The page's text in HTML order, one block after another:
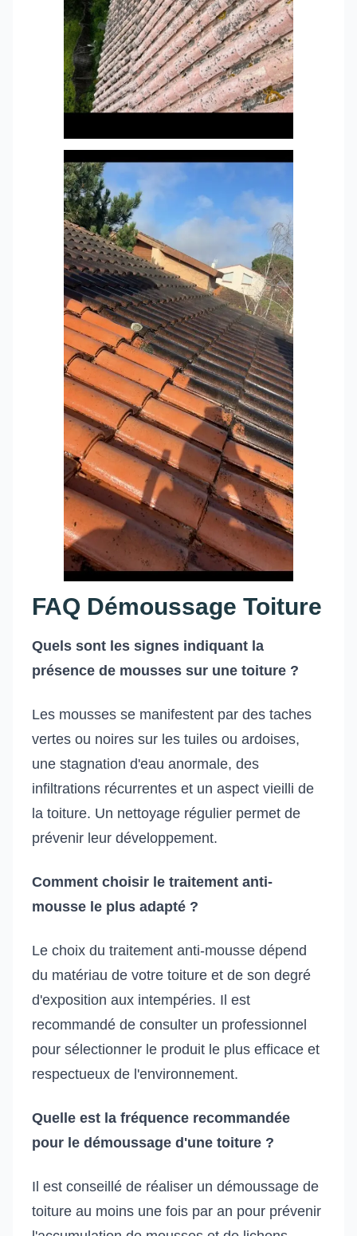
FAQ Démoussage Toiture
Quels sont les signes indiquant la
présence de mousses sur une toiture ?
Les mousses se manifestent par des taches
vertes ou noires sur les tuiles ou ardoises,
une stagnation d'eau anormale, des
infiltrations récurrentes et un aspect vieilli de
la toiture. Un nettoyage régulier permet de
prévenir leur développement.
Comment choisir le traitement anti-
mousse le plus adapté ?
Le choix du traitement anti-mousse dépend
du matériau de votre toiture et de son degré
d'exposition aux intempéries. Il est
recommandé de consulter un professionnel
pour sélectionner le produit le plus efficace et
respectueux de l'environnement.
Quelle est la fréquence recommandée
pour le démoussage d'une toiture ?
Il est conseillé de réaliser un démoussage de
toiture au moins une fois par an pour prévenir